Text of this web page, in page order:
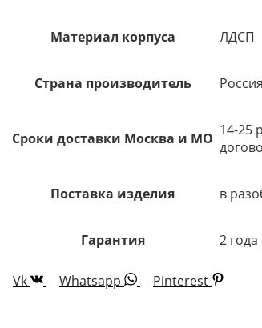
Материал корпуса ЛДСП
Страна производитель Россия
Сроки доставки Москва и МО 14-25
Поставка изделия в
Гарантия 2 года
Vk Whatsapp Pinterest